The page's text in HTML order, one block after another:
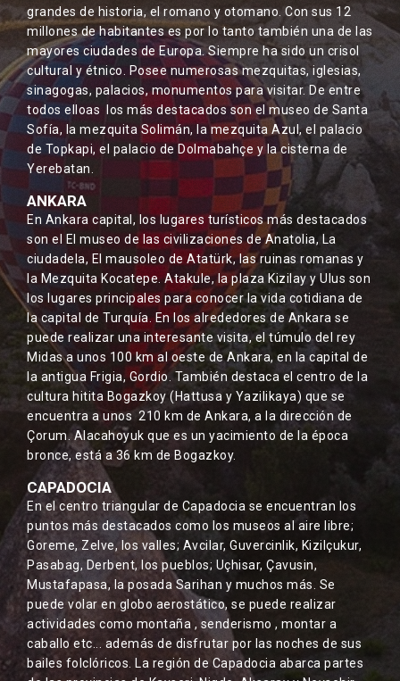
grandes de historia, el romano y otomano. Con sus 12
millones de habitantes es por lo tanto también una de las
mayores ciudades de Europa. Siempre ha sido un crisol
cultural y étnico. Posee numerosas mezquitas, iglesias,
sinagogas, palacios, monumentos para visitar. De entre
todos elloas los más destacados son el museo de Santa
Sofía, la mezquita Solimán, la mezquita Azul, el palacio
de Topkapi, el palacio de Dolmabahçe y la cisterna de
Yerebatan.
ANKARA
En Ankara capital, los lugares turísticos más destacados
son el El museo de las civilizaciones de Anatolia, La
ciudadela, El mausoleo de Atatürk, las ruinas romanas y
la Mezquita Kocatepe. Atakule, la plaza Kizilay y Ulus son
los lugares principales para conocer la vida cotidiana de
la capital de Turquía. En los alrededores de Ankara se
puede realizar una interesante visita, el túmulo del rey
Midas a unos 100 km al oeste de Ankara, en la capital de
la antigua Frigia, Gordio. También destaca el centro de la
cultura hitita Bogazkoy (Hattusa y Yazilikaya) que se
encuentra a unos 210 km de Ankara, a la dirección de
Çorum. Alacahoyuk que es un yacimiento de la época
bronce, está a 36 km de Bogazkoy.
CAPADOCIA
En el centro triangular de Capadocia se encuentran los
puntos más destacados como los museos al aire libre;
Goreme, Zelve, los valles; Avcilar, Guvercinlik, Kizilçukur,
Pasabag, Derbent, los pueblos; Uçhisar, Çavusin,
Mustafapasa, la posada Sarihan y muchos más. Se
puede volar en globo aerostático, se puede realizar
actividades como montaña , senderismo , montar a
caballo etc... además de disfrutar por las noches de sus
bailes folclóricos. La región de Capadocia abarca partes